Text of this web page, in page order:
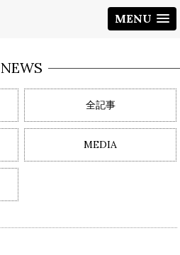
MENU
NEWS
全記事
MEDIA